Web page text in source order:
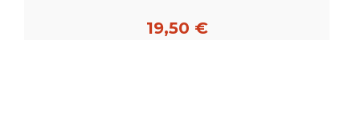
19,50 €